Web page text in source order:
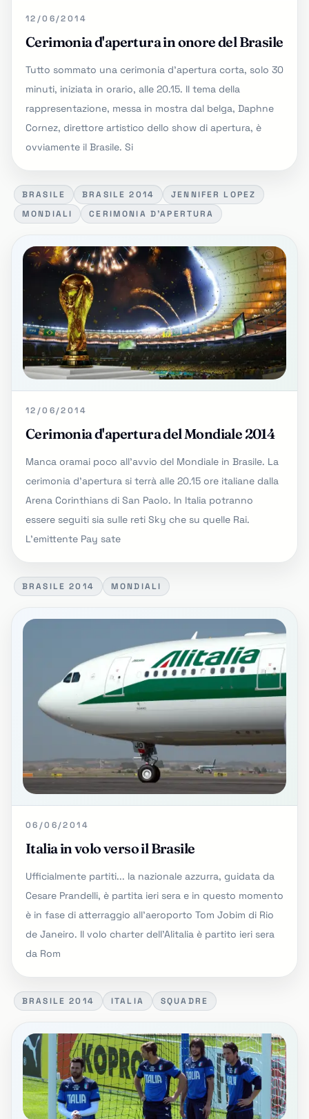
12/06/2014
Cerimonia d'apertura in onore del Brasile
Tutto sommato una cerimonia d'apertura corta, solo 30
minuti, iniziata in orario, alle 20.15. Il tema della
rappresentazione, messa in mostra dal belga, Daphne
Cornez, direttore artistico dello show di apertura, è
ovviamente il Brasile. Si
BRASILE BRASILE 2014
JENNIFER LOPEZ
MONDIALI
CERIMONIA D'APERTURA
12/06/2014
Cerimonia d'apertura del Mondiale 2014
Manca oramai poco all'avvio del Mondiale in Brasile. La
cerimonia d'apertura si terrà alle 20.15 ore italiane dalla
Arena Corinthians di San Paolo. In Italia potranno
essere seguiti sia sulle reti Sky che su quelle Rai.
L'emittente Pay sate
BRASILE 2014 MONDIALI
06/06/2014
Italia in volo verso il Brasile
Ufficialmente partiti... la nazionale azzurra, guidata da
Cesare Prandelli, è partita ieri sera e in questo momento
è in fase di atterraggio all'aeroporto Tom Jobim di Rio
de Janeiro. Il volo charter dell'Alitalia è partito ieri sera
da Rom
BRASILE 2014 ITALIA SQUADRE